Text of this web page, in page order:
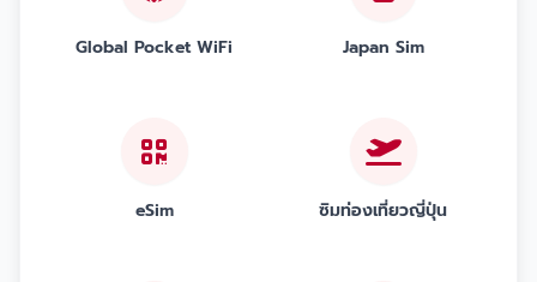
Global Pocket WiFi Japan Sim
eSim ซิมท่องเที่ยวญี่ปุ่น